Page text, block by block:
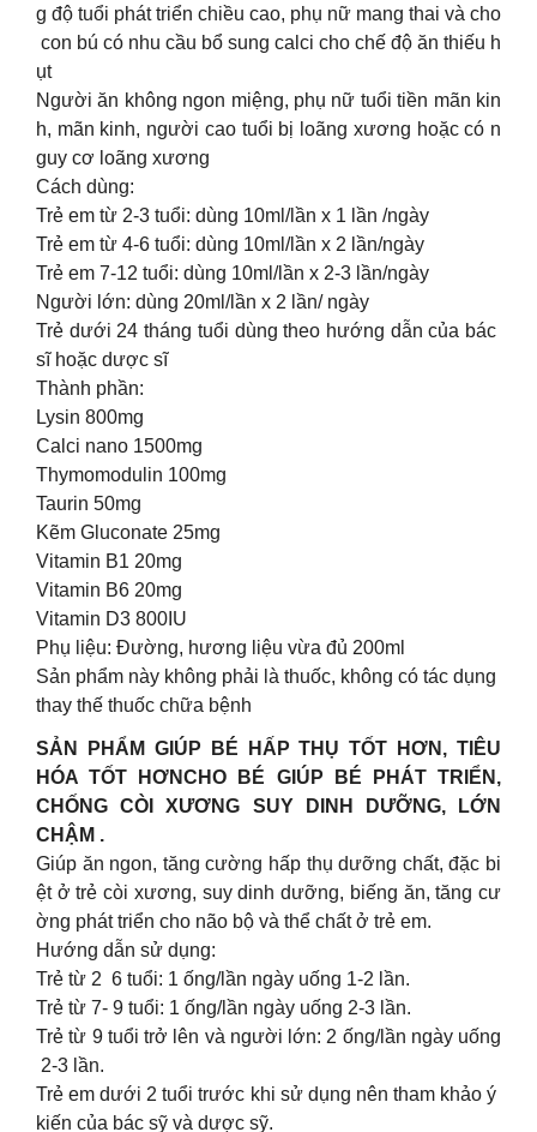
g độ tuổi phát triển chiều cao, phụ nữ mang thai và cho
con bú có nhu cầu bổ sung calci cho chế độ ăn thiếu h
ụt
Người ăn không ngon miệng, phụ nữ tuổi tiền mãn kin
h, mãn kinh, người cao tuổi bị loãng xương hoặc có n
guy cơ loãng xương
Cách dùng:
Trẻ em từ 2-3 tuổi: dùng 10ml/lần x 1 lần /ngày
Trẻ em từ 4-6 tuổi: dùng 10ml/lần x 2 lần/ngày
Trẻ em 7-12 tuổi: dùng 10ml/lần x 2-3 lần/ngày
Người lớn: dùng 20ml/lần x 2 lần/ ngày
Trẻ dưới 24 tháng tuổi dùng theo hướng dẫn của bác
sĩ hoặc dược sĩ
Thành phần:
Lysin 800mg
Calci nano 1500mg
Thymomodulin 100mg
Taurin 50mg
Kẽm Gluconate 25mg
Vitamin B1 20mg
Vitamin B6 20mg
Vitamin D3 800IU
Phụ liệu: Đường, hương liệu vừa đủ 200ml
Sản phẩm này không phải là thuốc, không có tác dụng
thay thế thuốc chữa bệnh
SẢN PHẨM GIÚP BÉ HẤP THỤ TỐT HƠN, TIÊU
HÓA TỐT HƠNCHO BÉ GIÚP BÉ PHÁT TRIỂN,
CHỐNG CÒI XƯƠNG SUY DINH DƯỠNG, LỚN
CHẬM .
Giúp ăn ngon, tăng cường hấp thụ dưỡng chất, đặc bi
ệt ở trẻ còi xương, suy dinh dưỡng, biếng ăn, tăng cư
ờng phát triển cho não bộ và thể chất ở trẻ em.
Hướng dẫn sử dụng:
Trẻ từ 2 6 tuổi: 1 ống/lần ngày uống 1-2 lần.
Trẻ từ 7- 9 tuổi: 1 ống/lần ngày uống 2-3 lần.
Trẻ từ 9 tuổi trở lên và người lớn: 2 ống/lần ngày uống
2-3 lần.
Trẻ em dưới 2 tuổi trước khi sử dụng nên tham khảo ý
kiến của bác sỹ và dược sỹ.